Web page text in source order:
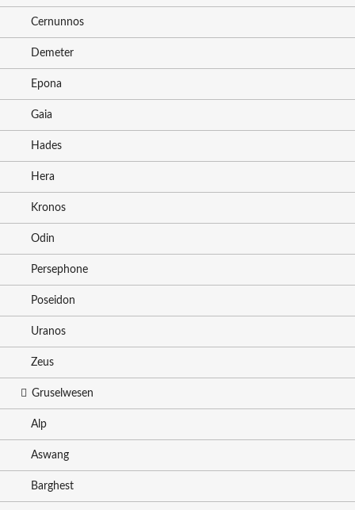
Cernunnos
Demeter
Epona
Gaia
Hades
Hera
Kronos
Odin
Persephone
Poseidon
Uranos
Zeus
Gruselwesen
Alp
Aswang
Barghest